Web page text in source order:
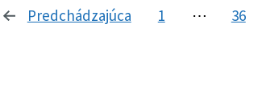
Predchádzajúca stránka
1 ⋯ 36